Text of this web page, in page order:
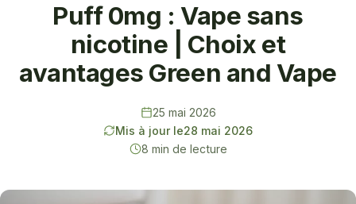
Puff 0mg : Vape sans
nicotine | Choix et
avantages Green and Vape
25 mai 2026
Mis à jour le28 mai 2026
8 min de lecture